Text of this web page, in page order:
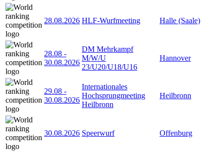
28.08.2026 HLF-Wurfmeeting Halle (Saale)
28.08 -
30.08.2026
DM Mehrkampf
M/W/U
23/U20/U18/U16
Hannover
29.08 -
30.08.2026
Internationales
Hochsprungmeeting
Heilbronn
Heilbronn
30.08.2026 Speerwurf Offenburg